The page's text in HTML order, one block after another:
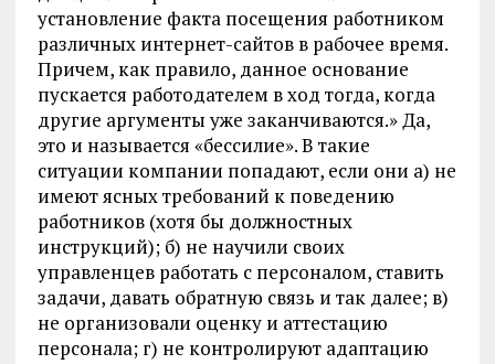
установление факта посещения работником
различных интернет-сайтов в рабочее время.
Причем, как правило, данное основание
пускается работодателем в ход тогда, когда
другие аргументы уже заканчиваются.» Да,
это и называется «бессилие». В такие
ситуации компании попадают, если они а) не
имеют ясных требований к поведению
работников (хотя бы должностных
инструкций); б) не научили своих
управленцев работать с персоналом, ставить
задачи, давать обратную связь и так далее; в)
не организовали оценку и аттестацию
персонала; г) не контролируют адаптацию